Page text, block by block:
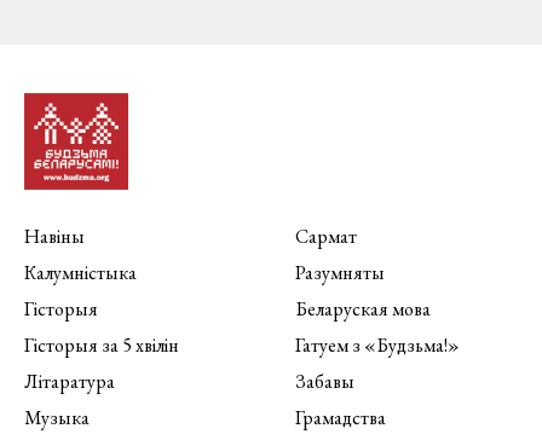
Навіны
Калумністыка
Гісторыя
Гісторыя за 5 хвілін
Літаратура
Музыка
Сармат
Разумняты
Беларуская мова
Гатуем з «Будзьма!»
Забавы
Грамадства